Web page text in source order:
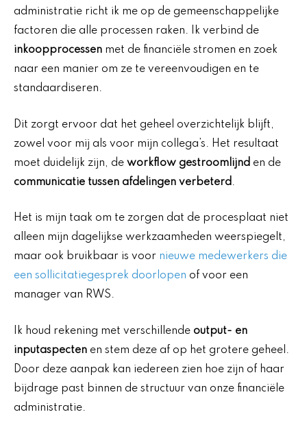
administratie richt ik me op de gemeenschappelijke
factoren die alle processen raken. Ik verbind de
inkoopprocessen met de financiële stromen en zoek
naar een manier om ze te vereenvoudigen en te
standaardiseren.
Dit zorgt ervoor dat het geheel overzichtelijk blijft,
zowel voor mij als voor mijn collega’s. Het resultaat
moet duidelijk zijn, de workflow gestroomlijnd en de
communicatie tussen afdelingen verbeterd .
Het is mijn taak om te zorgen dat de procesplaat niet
alleen mijn dagelijkse werkzaamheden weerspiegelt,
maar ook bruikbaar is voor nieuwe medewerkers die
een sollicitatiegesprek doorlopen of voor een
manager van RWS.
Ik houd rekening met verschillende output- en
inputaspecten en stem deze af op het grotere geheel.
Door deze aanpak kan iedereen zien hoe zijn of haar
bijdrage past binnen de structuur van onze financiële
administratie.